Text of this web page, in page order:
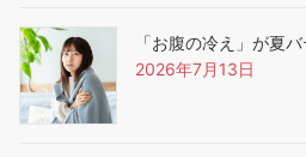
「お腹の冷え」が夏
2026年7月13日